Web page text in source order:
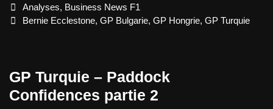
Bulgarie
et
la
Categories
Analyses, Business News F1
Tags
Bernie Ecclestone,GP Bulgarie,GP Hongrie,GP Turquie
GP Turquie – Paddock
Confidences partie 2